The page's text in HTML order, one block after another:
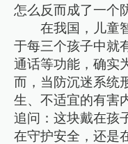
怎么反而成了一个
在我国，儿童
于每三个孩子中就
通话等功能，确实
而，当防沉迷系统
生、不适宜的有害
追问：这块戴在孩
在守护安全，还是